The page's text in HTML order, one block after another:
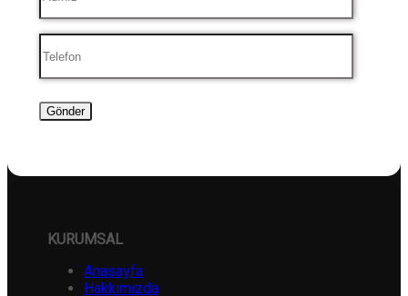
KURUMSAL
Anasayfa
Hakkımızda